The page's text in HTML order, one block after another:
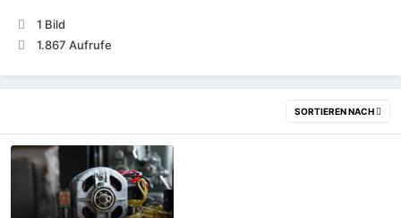
1 Bild
1.867 Aufrufe
SORTIEREN NACH